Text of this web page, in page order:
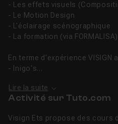
- Les effets visuels
- Le Motion Design
- L'éclairage scénographique
- La formation (via FORMALISA)
En terme d'expérience VISIGN
- Inigo's...
Lire la suite
Activité sur Tuto.com
Visign Ets propose des cours